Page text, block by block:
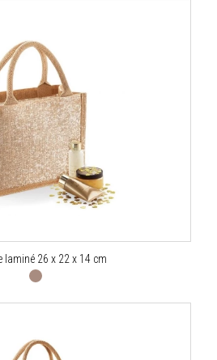
laminé 26 x 22 x 14 cm